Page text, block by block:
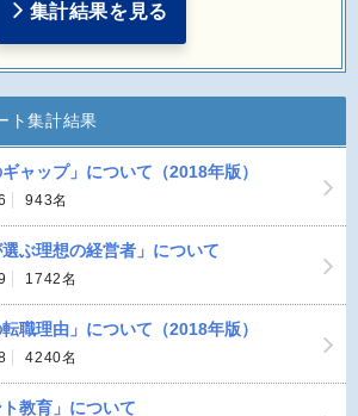
集計結果を見る
ト集計結果
ギャップ」について（2018年版）
943名
選ぶ理想の経営者」について
1742名
転職理由」について（2018年版）
4240名
ト教育」について